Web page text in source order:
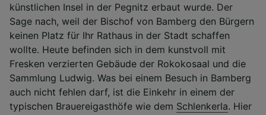
künstlichen Insel in der Pegnitz erbaut wurde. Der
Sage nach, weil der Bischof von Bamberg den Bürgern
keinen Platz für Ihr Rathaus in der Stadt schaffen
wollte. Heute befinden sich in dem kunstvoll mit
Fresken verzierten Gebäude der Rokokosaal und die
Sammlung Ludwig. Was bei einem Besuch in Bamberg
auch nicht fehlen darf, ist die Einkehr in einem der
typischen Brauereigasthöfe wie dem Schlenkerla. Hier